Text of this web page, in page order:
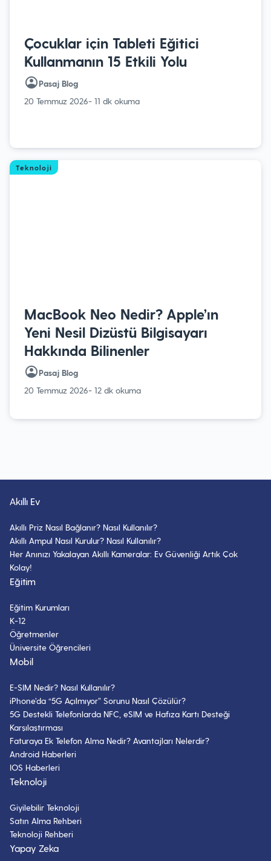
Çocuklar için Tableti Eğitici
Kullanmanın 15 Etkili Yolu
Pasaj Blog
20 Temmuz 2026- 11 dk okuma
Teknoloji
MacBook Neo Nedir? Apple’ın
Yeni Nesil Dizüstü Bilgisayarı
Hakkında Bilinenler
Pasaj Blog
20 Temmuz 2026- 12 dk okuma
Akıllı Ev
Akıllı Priz Nasıl Bağlanır? Nasıl Kullanılır?
Akıllı Ampul Nasıl Kurulur? Nasıl Kullanılır?
Her Anınızı Yakalayan Akıllı Kameralar: Ev Güvenliği Artık Çok
Kolay!
Eğitim
Eğitim Kurumları
K-12
Öğretmenler
Üniversite Öğrencileri
Mobil
E-SIM Nedir? Nasıl Kullanılır?
iPhone’da “5G Açılmıyor” Sorunu Nasıl Çözülür?
5G Destekli Telefonlarda NFC, eSIM ve Hafıza Kartı Desteği
Karşılaştırması
Faturaya Ek Telefon Alma Nedir? Avantajları Nelerdir?
Android Haberleri
IOS Haberleri
Teknoloji
Giyilebilir Teknoloji
Satın Alma Rehberi
Teknoloji Rehberi
Yapay Zeka